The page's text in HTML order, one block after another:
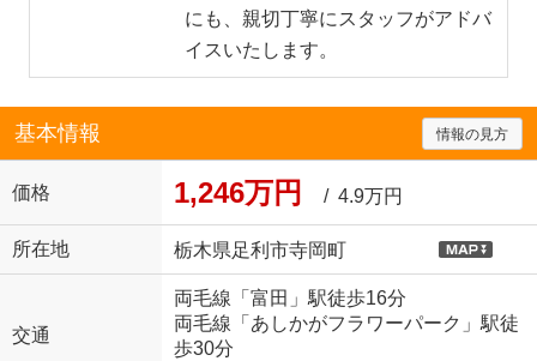
にも、親切丁寧にスタッフがアドバ
イスいたします。
基本情報 情報の見方
価格 1,246万円 / 4.9万円
所在地 栃木県足利市寺岡町
交通
両毛線「富田」駅徒歩16分
両毛線「あしかがフラワーパーク」駅徒
歩30分